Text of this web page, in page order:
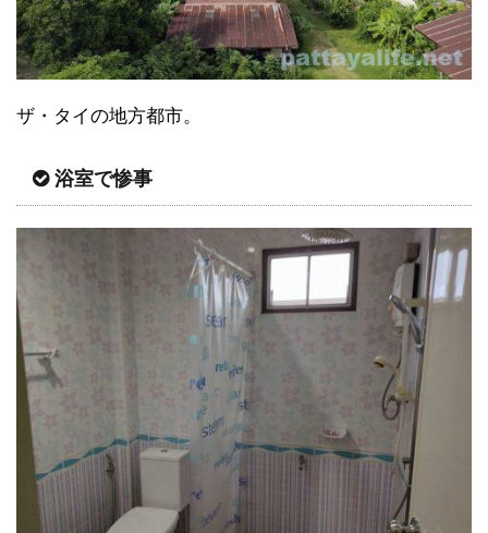
ザ・タイの地方都市。
浴室で惨事